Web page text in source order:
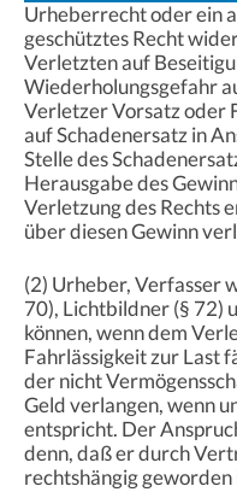
Urheberrecht oder ein
geschütztes Recht
Verletzten auf
Wiederholungsgefahr
Verletzer Vorsatz oder
auf Schadenersatz in
Stelle des
Herausgabe des
Verletzung des Rechts
über diesen Gewinn
(2) Urheber, Verfasser
70), Lichtbildner (§ 72)
können, wenn dem
Fahrlässigkeit zur Last
der nicht
Geld verlangen, wenn
entspricht. Der
denn, daß er durch
rechtshängig geworden